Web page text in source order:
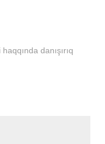
danışırıq